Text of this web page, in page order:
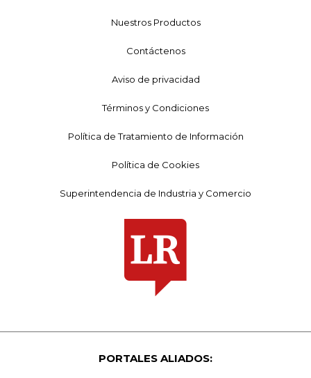
Nuestros Productos
Contáctenos
Aviso de privacidad
Términos y Condiciones
Política de Tratamiento de Información
Política de Cookies
Superintendencia de Industria y Comercio
PORTALES ALIADOS: